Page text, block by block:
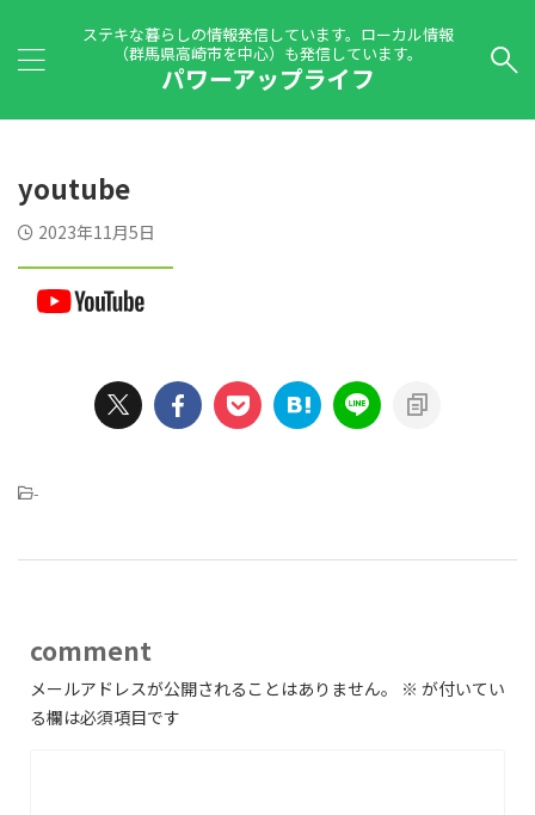
ステキな暮らしの情報発信しています。ローカル情報
（群馬県高崎市を中心）も発信しています。
パワーアップライフ
youtube
2023年11月5日
-
comment
メールアドレスが公開されることはありません。 ※ が付いてい
る欄は必須項目です